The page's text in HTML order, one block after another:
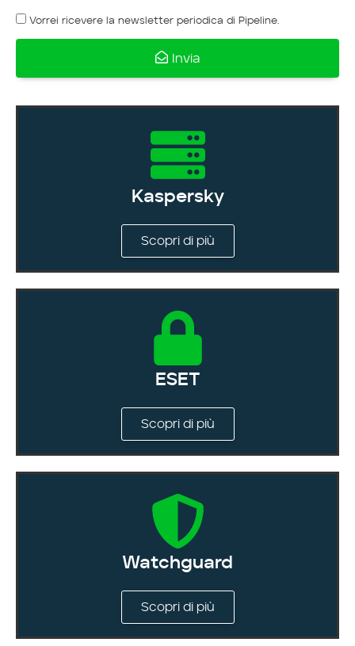
Vorrei ricevere la newsletter periodica di Pipeline.
Invia
Kaspersky
Scopri di più
ESET
Scopri di più
Watchguard
Scopri di più